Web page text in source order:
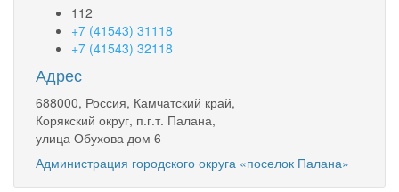
112
+7 (41543) 31118
+7 (41543) 32118
Адрес
688000, Россия, Камчатский край,
Корякский округ, п.г.т. Палана,
улица Обухова дом 6
Администрация городского округа «поселок Палана»